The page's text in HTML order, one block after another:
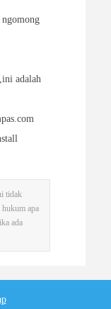
adalah
tidak
apa
ada